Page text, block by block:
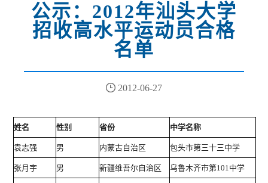
公示：2012年汕头大学
招收高水平运动员合格
名单
 2012-06-27
姓名 性别 省份 中学名称
袁志强 男 内蒙古自治区 包头市第三十三中学
张月宇 男 新疆维吾尔自治区 乌鲁木齐市第101中学